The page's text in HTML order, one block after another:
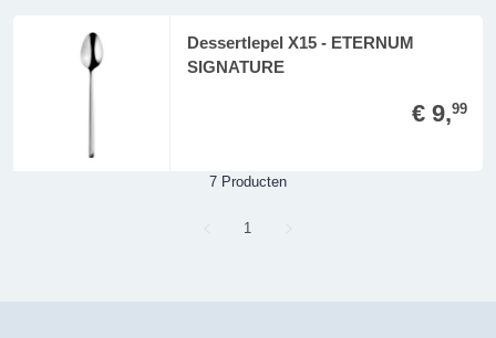
Dessertlepel X15 - ETERNUM
SIGNATURE
€ 9,99
7 Producten
Page
1